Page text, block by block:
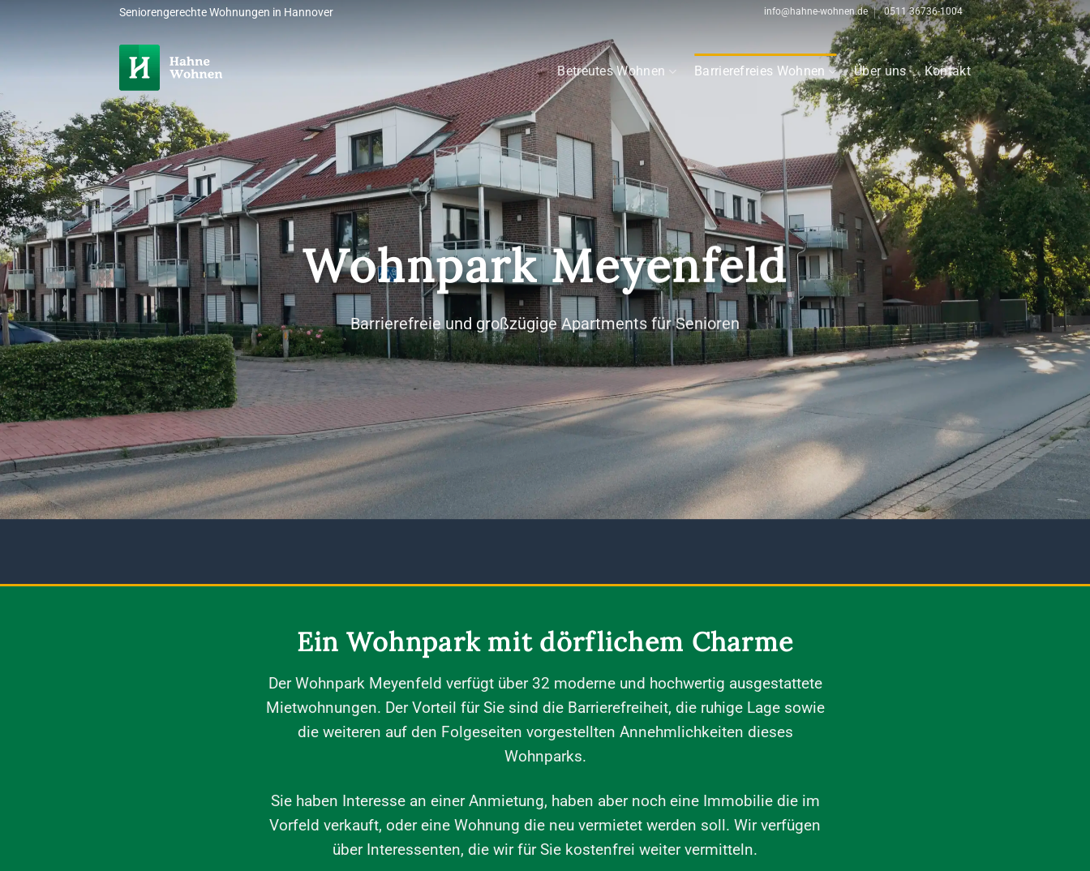
Seniorengerechte Wohnungen in Hannover info@hahne-wohnen.de 0511 36736-1004
Betreutes Wohnen Barrierefreies Wohnen Über uns Kontakt
Wohnpark Meyenfeld
Barrierefreie und großzügige Apartments für Senioren
Ein Wohnpark mit dörflichem Charme
Der Wohnpark Meyenfeld verfügt über 32 moderne und hochwertig ausgestattete
Mietwohnungen. Der Vorteil für Sie sind die Barrierefreiheit, die ruhige Lage sowie
die weiteren auf den Folgeseiten vorgestellten Annehmlichkeiten dieses
Wohnparks.
Sie haben Interesse an einer Anmietung, haben aber noch eine Immobilie die im
Vorfeld verkauft, oder eine Wohnung die neu vermietet werden soll. Wir verfügen
über Interessenten, die wir für Sie kostenfrei weiter vermitteln.